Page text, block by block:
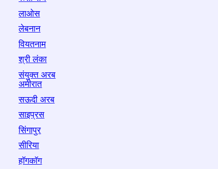
लाओस
लेबनान
वियतनाम
श्री लंका
संयुक्त अरब
अमीरात
सऊदी अरब
साइप्रस
सिंगापुर
सीरिया
हॉगकॉग